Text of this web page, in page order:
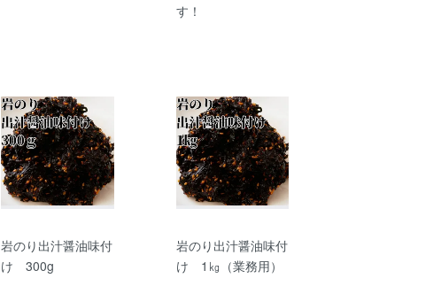
す！
岩のり出汁醤油味付
け 300g
岩のり出汁醤油味付
け 1㎏（業務用）